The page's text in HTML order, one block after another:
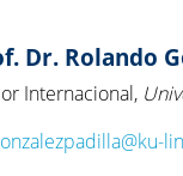
Dr. Rolando
Internacional,